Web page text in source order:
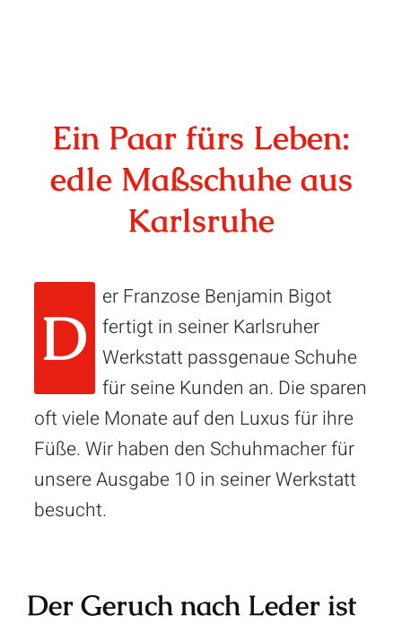
Ein Paar fürs Leben:
edle Maßschuhe aus
Karlsruhe
D
er Franzose Benjamin Bigot
fertigt in seiner Karlsruher
Werkstatt passgenaue Schuhe
für seine Kunden an. Die sparen
oft viele Monate auf den Luxus für ihre
Füße. Wir haben den Schuhmacher für
unsere Ausgabe 10 in seiner Werkstatt
besucht.
Der Geruch nach Leder ist